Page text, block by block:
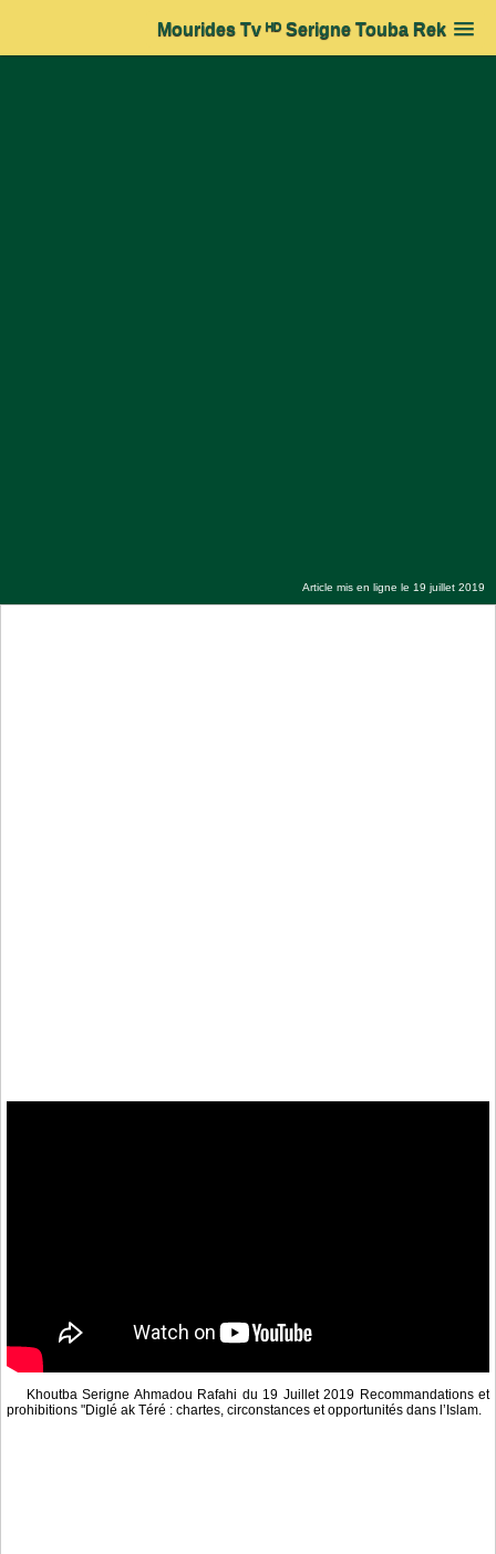
Mourides Tv ᴴᴰ Serigne Touba Rek
Article mis en ligne le 19 juillet 2019
Khoutba Serigne Ahmadou Rafahi du 19 Juillet 2019 Recommandations et
prohibitions "Diglé ak Téré : chartes, circonstances et opportunités dans l’Islam.